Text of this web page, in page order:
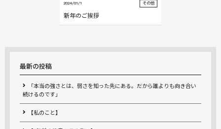
2024/01/1 その他
新年のご挨拶
最新の投稿
「本当の強さとは、弱さを知った先にある。だから誰よりも向き合い
続けるのです」
【私のこと】